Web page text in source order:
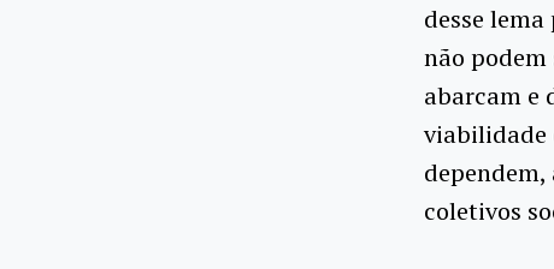
desse
não podem
abarcam e
viabilidade
coletivos